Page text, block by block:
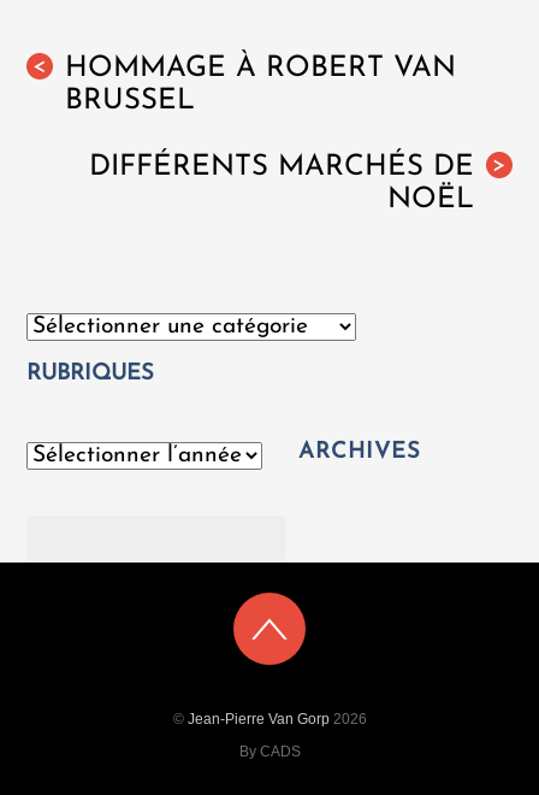
<
HOMMAGE À ROBERT VAN
BRUSSEL
>
DIFFÉRENTS MARCHÉS DE
NOËL
Catégories
RUBRIQUES
Archives ARCHIVES
© Jean-Pierre Van Gorp2026
By CADS